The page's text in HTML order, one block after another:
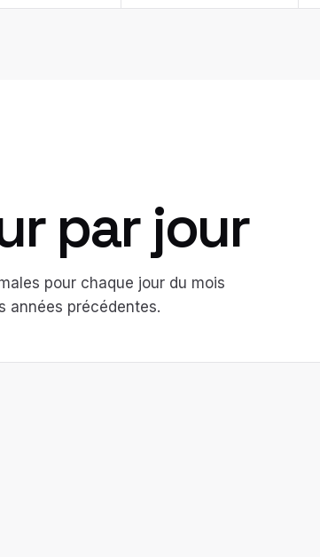
par jour
pour chaque jour du mois
années précédentes.